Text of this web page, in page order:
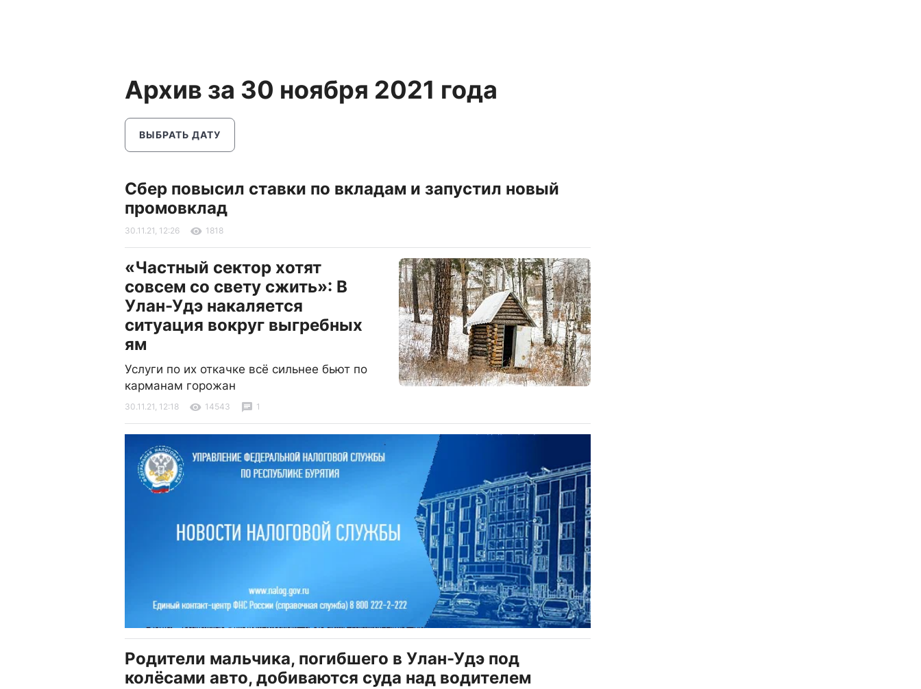
Архив за 30 ноября 2021 года
ВЫБРАТЬ ДАТУ
Сбер повысил ставки по вкладам и запустил новый
промовклад
30.11.21, 12:26 1818
«Частный сектор хотят
совсем со свету сжить»: В
Улан-Удэ накаляется
ситуация вокруг выгребных
ям
Услуги по их откачке всё сильнее бьют по
карманам горожан
30.11.21, 12:18 14543 1
Родители мальчика, погибшего в Улан-Удэ под
колёсами авто, добиваются суда над водителем